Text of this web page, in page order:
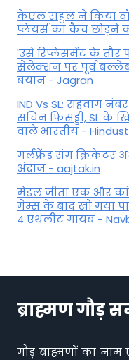
केएल राहुल ने किया
प्लेयर्स का कैच छोड़ने
'उसे रिप्लेसमेंट के तौर
सेलेक्शन पर पूर्व
बयान - Jagran
IND Vs SL: सहवाग
सचिन फिसड्डी, SL के
वाले भारतीय -
गर्लफ्रेंड संग क्रिकेटर
अंदाज - aajtak.in
मेडल जीता एक और
गेम्स के बाद खो गया
4 एथलीट गायब -
ब्राह्मण गौड़
गौड़ ब्राह्मणों का नाम